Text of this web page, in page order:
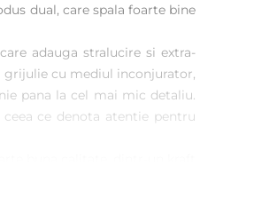
dual, care spala foarte bine
adauga stralucire si extra-
grijulie cu mediul inconjurator,
pana la cel mai mic detaliu.
ce denota atentie pentru